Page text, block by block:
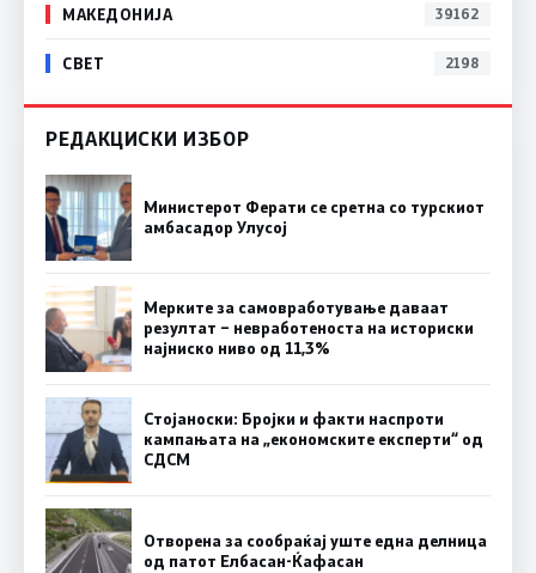
МАКЕДОНИЈА 39162
СВЕТ 2198
РЕДАКЦИСКИ ИЗБОР
Министерот Ферати се сретна со турскиот
амбасадор Улусој
Мерките за самовработување даваат
резултат – невработеноста на историски
најниско ниво од 11,3%
Стојаноски: Бројки и факти наспроти
кампањата на „економските експерти“ од
СДСM
Отворена за сообраќај уште една делница
од патот Елбасан-Ќафасан